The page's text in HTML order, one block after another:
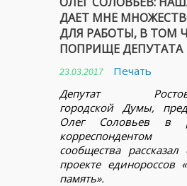
ДАЕТ МНЕ
ДЛЯ РАБОТЫ, В ТОМ
ПОПРИЩЕ ДЕПУТАТА
23.03.2017
Печать
Депутат
городской Думы,
Олег Соловьев в
сообщества
проекте единороссов
память».